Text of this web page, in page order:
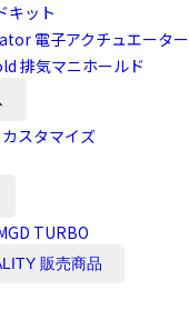
キット
電子アクチュエーター
排気マニホールド
スタマイズ
TURBO
販売商品